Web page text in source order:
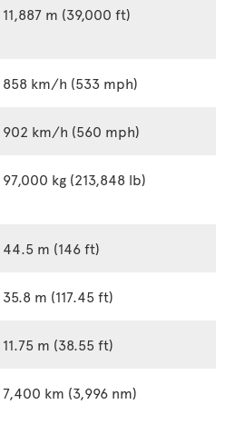
11,887 m (39,000 ft)
858 km/h (533 mph)
902 km/h (560 mph)
97,000 kg (213,848 lb)
44.5 m (146 ft)
35.8 m (117.45 ft)
11.75 m (38.55 ft)
7,400 km (3,996 nm)